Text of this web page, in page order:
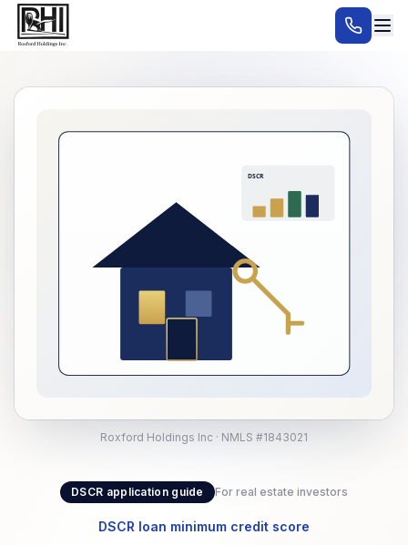
DSCR application guide For real estate investors
DSCR loan minimum credit score
Roxford Holdings Inc · NMLS #1843021